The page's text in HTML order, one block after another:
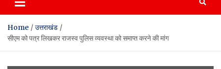
Home
उत्तराखंड
सीएम को पत्र लिखकर राजस्व पुलिस व्यवस्था को समाप्त करने की मांग